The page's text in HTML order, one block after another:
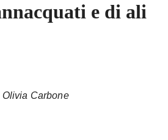
e di ali
Carbone